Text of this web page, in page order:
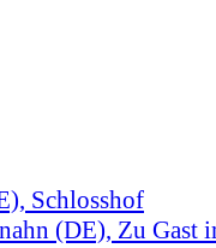
Schlosshof
(DE), Zu Gast